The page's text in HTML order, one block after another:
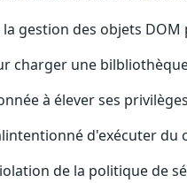
gestion des objets
charger une
à élever ses
d'exécuter du
de la politique de